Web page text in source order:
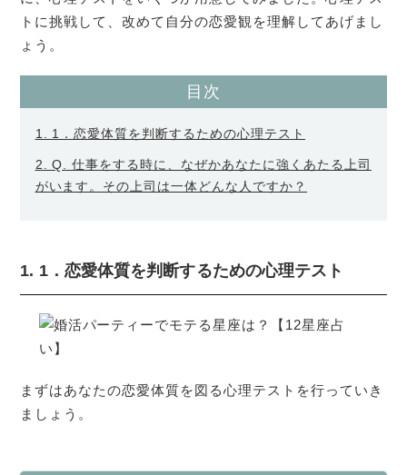
トに挑戦して、改めて自分の恋愛観を理解してあげまし
ょう。
目次
1. 1．恋愛体質を判断するための心理テスト
2. Q. 仕事をする時に、なぜかあなたに強くあたる上司
がいます。その上司は一体どんな人ですか？
1. 1．恋愛体質を判断するための心理テスト
まずはあなたの恋愛体質を図る心理テストを行っていき
ましょう。